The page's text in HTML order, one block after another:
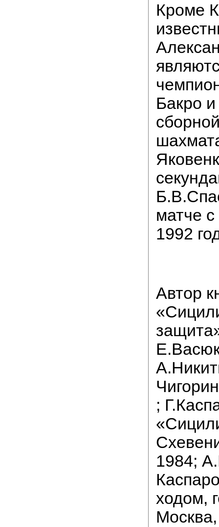
Кроме
Бакро
матче
1992
Автор
;
1984;
ходом,